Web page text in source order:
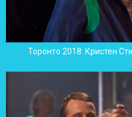
Торонто 2018: Кристен